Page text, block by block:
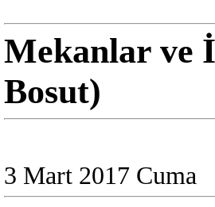
Mekanlar ve
Bosut)
3 Mart 2017 Cuma